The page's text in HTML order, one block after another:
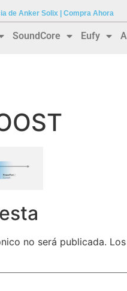
de Anker Solix | Compra Ahora
SoundCore Eufy
no será publicada.